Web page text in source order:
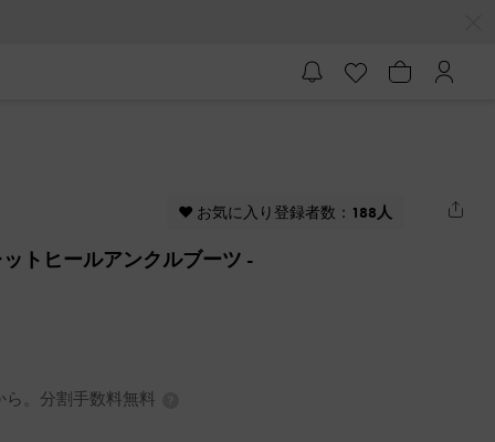
♥ お気に入り登録者数： 188人
トヒールアンクルブーツ -
。分割手数料無料